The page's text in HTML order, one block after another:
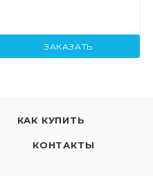
ЗАКАЗАТЬ
КАК КУПИТЬ
КОНТАКТЫ